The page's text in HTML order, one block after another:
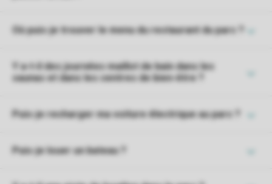
Où puis-je trouver le menu du restaurant du parc ?
Y a-t-il des journées maillot de bain dans les
saunas et dans les centres de bien-être ?
Puis-je recharger ma voiture électrique au parc ?
Puis-je louer un bateau ?